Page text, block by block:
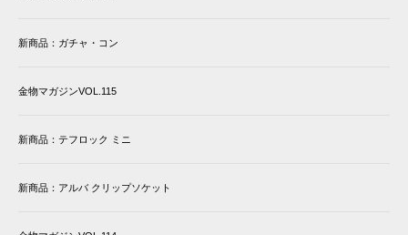
新商品：ガチャ・コン
金物マガジンVOL.115
新商品：テフロック ミニ
新商品：アルバ クリップソケット